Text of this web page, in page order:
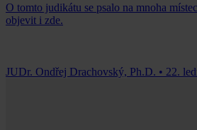
O tomto judikátu se psalo na mnoha
objevit i zde.
JUDr. Ondřej Drachovský, Ph.D. • 22.